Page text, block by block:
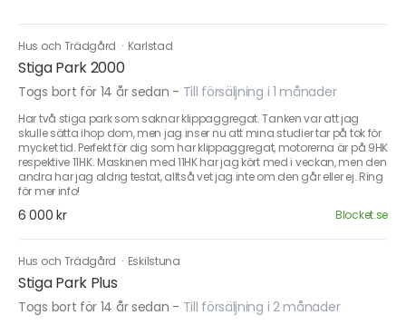
Hus och Trädgård · Karlstad
Stiga Park 2000
Togs bort för 14 år sedan - Till försäljning i 1 månader
Har två stiga park som saknar klippaggregat. Tanken var att jag
skulle sätta ihop dom, men jag inser nu att mina studier tar på tok för
mycket tid. Perfekt för dig som har klippaggregat, motorerna är på 9HK
respektive 11HK. Maskinen med 11HK har jag kört med i veckan, men den
andra har jag aldrig testat, alltså vet jag inte om den går eller ej. Ring
för mer info!
6 000 kr Blocket.se
Hus och Trädgård · Eskilstuna
Stiga Park Plus
Togs bort för 14 år sedan - Till försäljning i 2 månader